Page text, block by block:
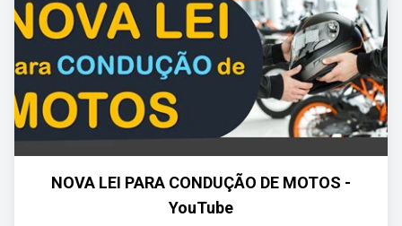
NOVA LEI PARA CONDUÇÃO DE MOTOS -
YouTube